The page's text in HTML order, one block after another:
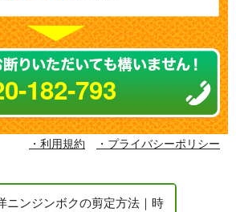
182-793
・利用規約 ・プライバシーポリシー
ニンジンボクの剪定方法｜時